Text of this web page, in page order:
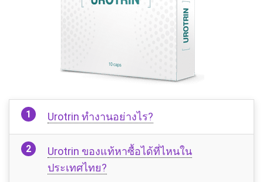
Urotrin ทำงานอย่างไร?
Urotrin ของแท้หาซื้อได้ที่ไหนใน
ประเทศไทย?